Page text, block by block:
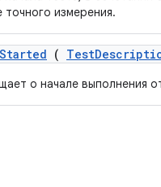
точного измерения.
Started ( Test
о начале выполнения